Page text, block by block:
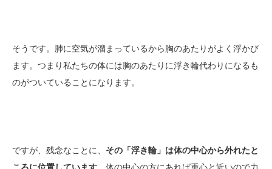
そうです。肺に空気が溜まっているから胸のあたりがよく浮かび
ます。つまり私たちの体には胸のあたりに浮き輪代わりになるも
のがついていることになります。
ですが、残念なことに、 その「浮き輪」は体の中心から外れたと